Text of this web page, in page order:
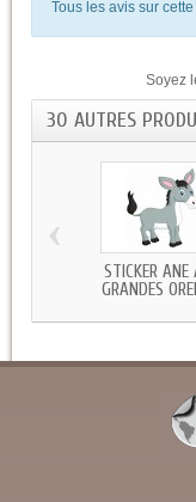
Tous les avis sur
Soyez
30 AUTRES
STICKER ANE
GRANDES
‹